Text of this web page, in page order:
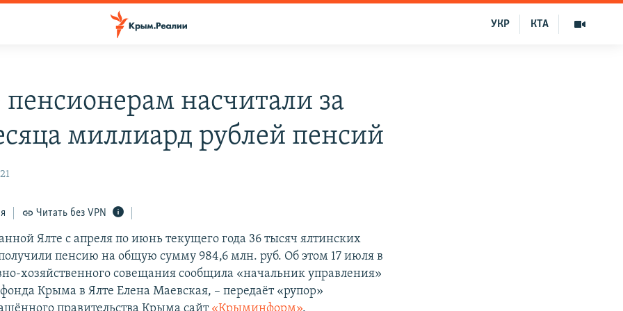
КТА
УКР
пенсионерам насчитали за
миллиард рублей пенсий
Читать без VPN
Ялте с апреля по июнь текущего года 36 тысяч ялтинских
пенсию на общую сумму 984,6 млн. руб. Об этом 17 июля в
хозяйственного совещания сообщила «начальник управления»
Крыма в Ялте Елена Маевская, – передаёт «рупор»